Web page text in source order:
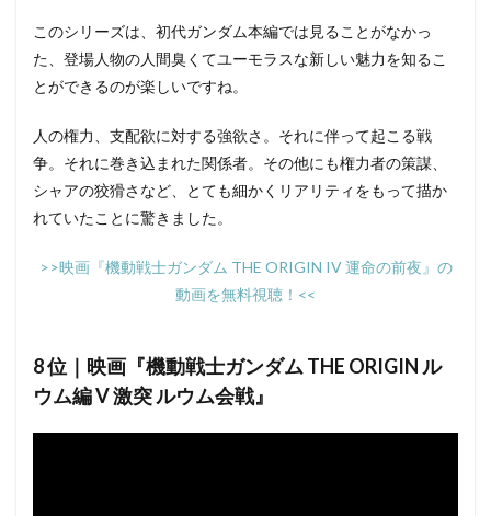
このシリーズは、初代ガンダム本編では見ることがなかっ
た、登場人物の人間臭くてユーモラスな新しい魅力を知るこ
とができるのが楽しいですね。
人の権力、支配欲に対する強欲さ。それに伴って起こる戦
争。それに巻き込まれた関係者。その他にも権力者の策謀、
シャアの狡猾さなど、とても細かくリアリティをもって描か
れていたことに驚きました。
>>映画『機動戦士ガンダム THE ORIGIN IV 運命の前夜』の
動画を無料視聴！<<
8 位｜映画『機動戦士ガンダム THE ORIGIN ル
ウム編 V 激突 ルウム会戦』